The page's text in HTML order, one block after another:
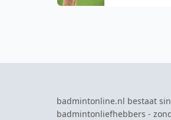
badmintonline.nl bestaat
badmintonliefhebbers -